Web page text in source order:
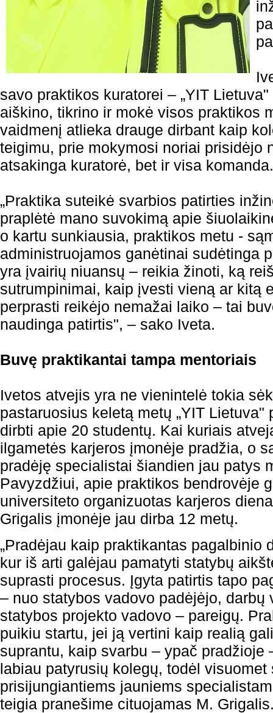
savo praktikos kuratorei – „YIT
aiškino, tikrino ir mokė visos praktikos
vaidmenį atlieka drauge dirbant kaip
teigimu, prie mokymosi noriai prisidėjo
atsakinga kuratorė, bet ir visa komanda.
„Praktika suteikė svarbios patirties
praplėtė mano suvokimą apie
o kartu sunkiausia, praktikos metu -
administruojamos ganėtinai sudėtinga
yra įvairių niuansų – reikia žinoti, ką
sutrumpinimai, kaip įvesti vieną ar kitą
perprasti reikėjo nemažai laiko – tai
naudinga patirtis", – sako Iveta.
Buvę praktikantai tampa mentoriais
Ivetos atvejis yra ne vienintelė tokia
pastaruosius keletą metų „YIT
dirbti apie 20 studentų. Kai kuriais
ilgametės karjeros įmonėje pradžia, o
pradėję specialistai šiandien jau patys
Pavyzdžiui, apie praktikos bendrovėje
universiteto organizuotas karjeros
Grigalis įmonėje jau dirba 12 metų.
„Pradėjau kaip praktikantas pagalbinio
kur iš arti galėjau pamatyti statybų
suprasti procesus. Įgyta patirtis tapo
– nuo statybos vadovo padėjėjo, darbų
statybos projekto vadovo – pareigų.
puikiu startu, jei ją vertini kaip realią
suprantu, kaip svarbu – ypač pradžioje
labiau patyrusių kolegų, todėl
prisijungiantiems jauniems
teigia pranešime cituojamas M.